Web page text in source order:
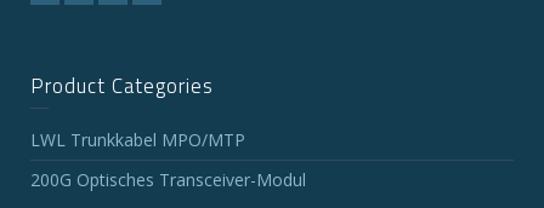
Product Categories
LWL Trunkkabel MPO/MTP
200G Optisches Transceiver-Modul